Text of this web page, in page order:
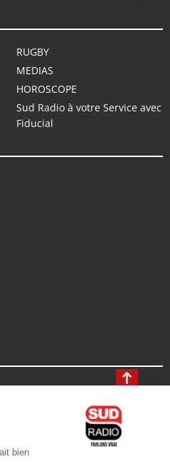
RUGBY
MEDIAS
HOROSCOPE
Sud Radio à votre Service avec
Fiducial
Android